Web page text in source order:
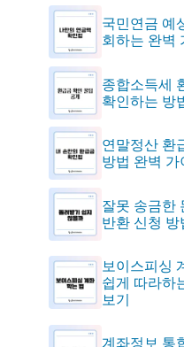
국민연금 예
회하는 완벽
종합소득세
확인하는 방
연말정산 환
방법 완벽 가
잘못 송금한
반환 신청
보이스피싱
쉽게 따라하
보기
계좌정보 통